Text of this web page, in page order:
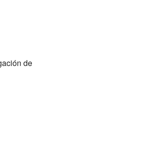
de